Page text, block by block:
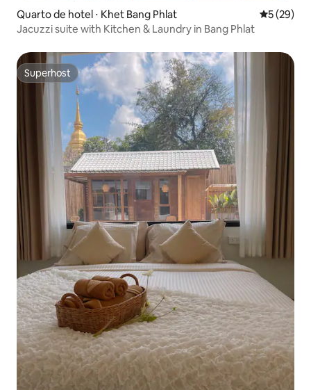
Quarto de hotel ⋅ Khet Bang Phlat 5 de uma
5 (29)
Jacuzzi suite with Kitchen & Laundry in Bang Phlat
Superhost
Superhost